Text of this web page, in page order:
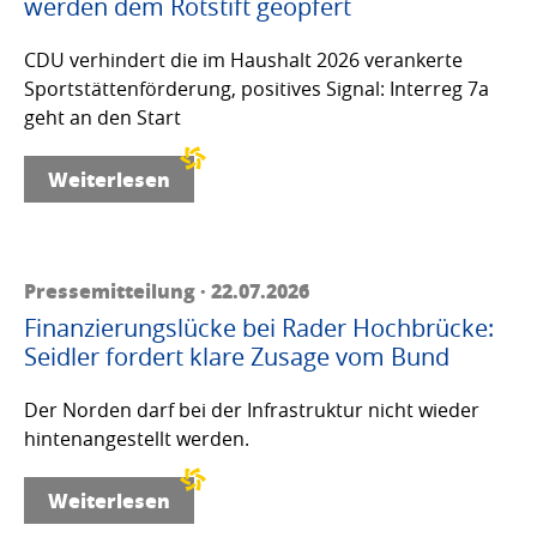
werden dem Rotstift geopfert
CDU verhindert die im Haushalt 2026 verankerte
Sportstättenförderung, positives Signal: Interreg 7a
geht an den Start
Weiterlesen
Pressemitteilung · 22.07.2026
Finanzierungslücke bei Rader Hochbrücke:
Seidler fordert klare Zusage vom Bund
Der Norden darf bei der Infrastruktur nicht wieder
hintenangestellt werden.
Weiterlesen